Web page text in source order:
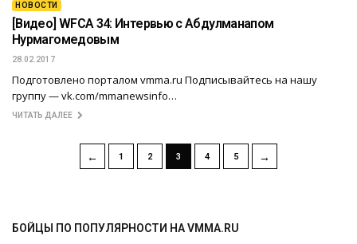
НОВОСТИ
[Видео] WFCA 34: Интервью с Абдулманапом
Нурмагомедовым
28.02.2017
Подготовлено порталом vmma.ru Подписывайтесь на нашу
группу — vk.com/mmanewsinfo…
ЧИТАТЬ ДАЛЕЕ
← 1 2 3 4 5 →
БОЙЦЫ ПО ПОПУЛЯРНОСТИ НА VMMA.RU